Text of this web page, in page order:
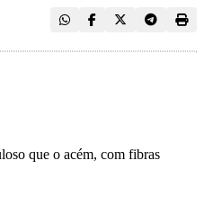
que o acém, com fibras